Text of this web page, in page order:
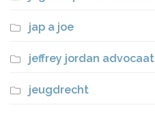
jap a joe
jeffrey jordan advocaat
jeugdrecht